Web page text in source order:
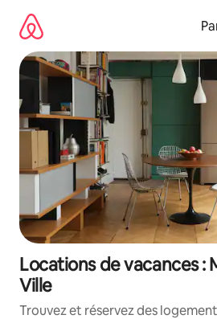
directement
contenu
Locations de vacances :
Ville
Trouvez et réservez des